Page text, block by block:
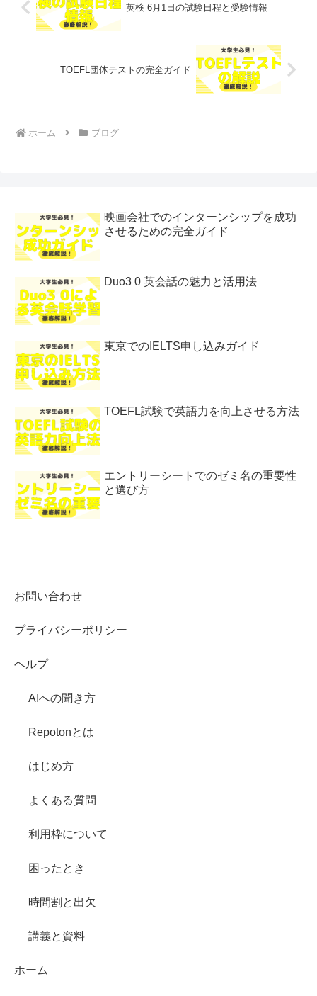
英検 6月1日の試験日程と受験情報
TOEFL団体テストの完全ガイド
ホーム ブログ
映画会社でのインターンシップを成功
させるための完全ガイド
Duo3 0 英会話の魅力と活用法
東京でのIELTS申し込みガイド
TOEFL試験で英語力を向上させる方法
エントリーシートでのゼミ名の重要性
と選び方
お問い合わせ
プライバシーポリシー
ヘルプ
AIへの聞き方
Repotonとは
はじめ方
よくある質問
利用枠について
困ったとき
時間割と出欠
講義と資料
ホーム